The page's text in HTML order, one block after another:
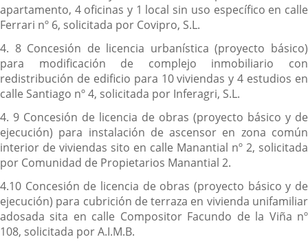
apartamento, 4 oficinas y 1 local sin uso específico en calle
Ferrari nº 6, solicitada por Covipro, S.L.
4. 8 Concesión de licencia urbanística (proyecto básico)
para modificación de complejo inmobiliario con
redistribución de edificio para 10 viviendas y 4 estudios en
calle Santiago nº 4, solicitada por Inferagri, S.L.
4. 9 Concesión de licencia de obras (proyecto básico y de
ejecución) para instalación de ascensor en zona común
interior de viviendas sito en calle Manantial nº 2, solicitada
por Comunidad de Propietarios Manantial 2.
4.10 Concesión de licencia de obras (proyecto básico y de
ejecución) para cubrición de terraza en vivienda unifamiliar
adosada sita en calle Compositor Facundo de la Viña nº
108, solicitada por A.I.M.B.